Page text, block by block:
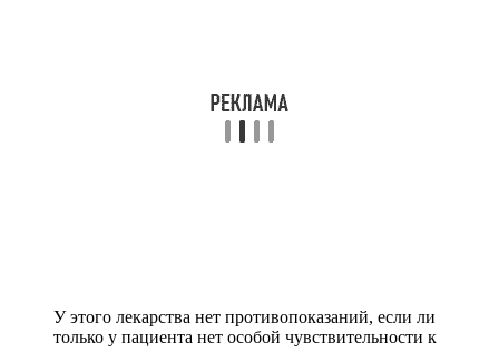
У этого лекарства нет противопоказаний, если ли
только у пациента нет особой чувствительности к